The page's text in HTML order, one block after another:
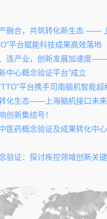
融合，共筑转化新生态 ——
平台赋能科技成果高效落地
连产业，创新发展加速度
中心概念验证平台”成立
TTO”平台携手司南脑机智能超
化生态——上海脑机接口未
创新集结号！
医药概念验证及成果转化中
验证：探讨疾控领域创新关